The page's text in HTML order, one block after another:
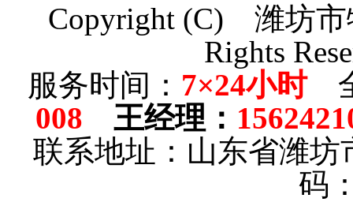
Copyright (C) 潍坊
Rights
服务时间： 7×24小时全
008 王经理 ：
联系地址：山东省潍
码